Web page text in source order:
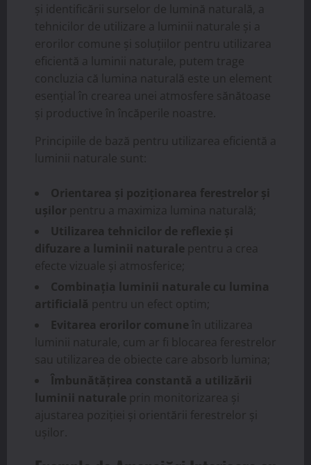
și identificării surselor de lumină naturală, a
tehnicilor de utilizare a luminii naturale și a
erorilor comune și soluțiilor pentru utilizarea
eficientă a luminii naturale, putem trage
concluzia că lumina naturală este un element
esențial în crearea unei atmosfere sănătoase
și productive în încăperile noastre.
Principiile de bază pentru utilizarea eficientă a
luminii naturale sunt:
Orientarea și poziționarea ferestrelor și
ușilor pentru a maximiza lumina naturală;
Utilizarea tehnicilor de reflexie și
difuzare a luminii naturale pentru a crea
efecte vizuale și atmosferice;
Combinația luminii naturale cu lumina
artificială pentru un efect optim;
Evitarea erorilor comune în utilizarea
luminii naturale, cum ar fi blocarea ferestrelor
sau utilizarea de obiecte care absorb lumina;
Îmbunătățirea constantă a utilizării
luminii naturale prin monitorizarea și
ajustarea poziției și orientării ferestrelor și
ușilor.